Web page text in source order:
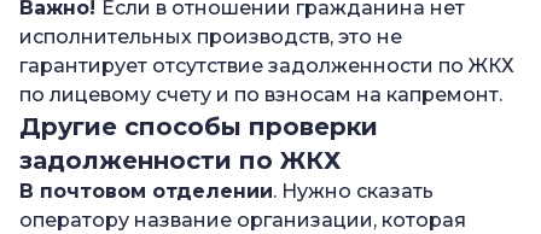
Важно! Если в отношении гражданина нет
исполнительных производств, это не
гарантирует отсутствие задолженности по ЖКХ
по лицевому счету и по взносам на капремонт.
Другие способы проверки
задолженности по ЖКХ
В почтовом отделении. Нужно сказать
оператору название организации, которая